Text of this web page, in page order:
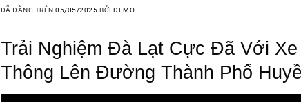
ĐÃ ĐĂNG TRÊN05/05/2025 BỞIDEMO
Trải Nghiệm Đà Lạt Cực Đã Với Xe
Thông Lên Đường Thành Phố